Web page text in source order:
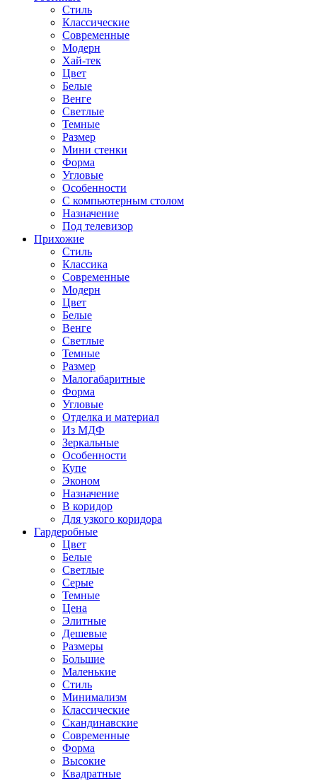
Стиль
Классические
Современные
Модерн
Хай-тек
Цвет
Белые
Венге
Светлые
Темные
Размер
Мини стенки
Форма
Угловые
Особенности
С компьютерным столом
Назначение
Под телевизор
Прихожие
Стиль
Классика
Современные
Модерн
Цвет
Белые
Венге
Светлые
Темные
Размер
Малогабаритные
Форма
Угловые
Отделка и материал
Из МДФ
Зеркальные
Особенности
Купе
Эконом
Назначение
В коридор
Для узкого коридора
Гардеробные
Цвет
Белые
Светлые
Серые
Темные
Цена
Элитные
Дешевые
Размеры
Большие
Маленькие
Стиль
Минимализм
Классические
Скандинавские
Современные
Форма
Высокие
Квадратные